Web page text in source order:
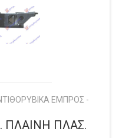
ΕΜΠΡΟΣ -
ΠΛΑΙΝΗ ΠΛΑΣ.